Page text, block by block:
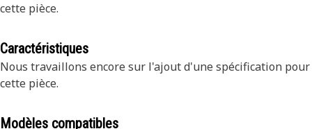
cette pièce.
Caractéristiques
Nous travaillons encore sur l'ajout d'une spécification pour
cette pièce.
Modèles compatibles